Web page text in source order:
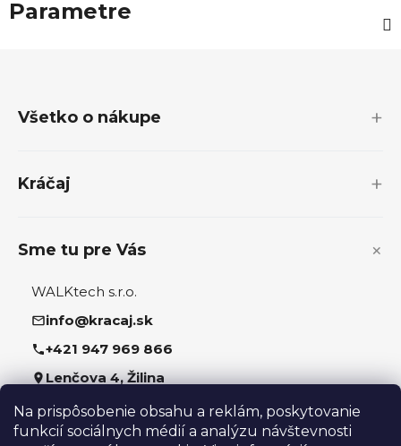
Na prispôsobenie obsahu a reklám, poskytovanie
funkcií sociálnych médií a analýzu návštevnosti
Parametre
Všetko o nákupe
Kráčaj
Sme tu pre Vás
WALKtech s.r.o.
info@kracaj.sk
+421 947 969 866
Lenčova 4, Žilina
Sledujte nás